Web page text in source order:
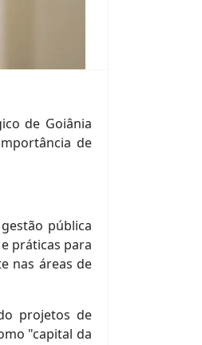
de Goiânia
de
pública
práticas para
nas áreas de
projetos de
"capital da